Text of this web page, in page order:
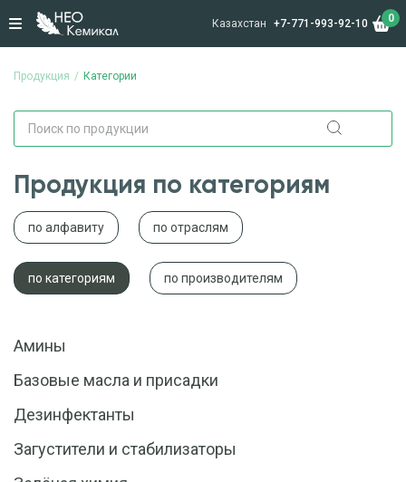
Казахстан +7-771-993-92-10 0
Продукция Категории
Продукция по категориям
по алфавиту по отраслям
по категориям по производителям
Амины
Базовые масла и присадки
Дезинфектанты
Загустители и стабилизаторы